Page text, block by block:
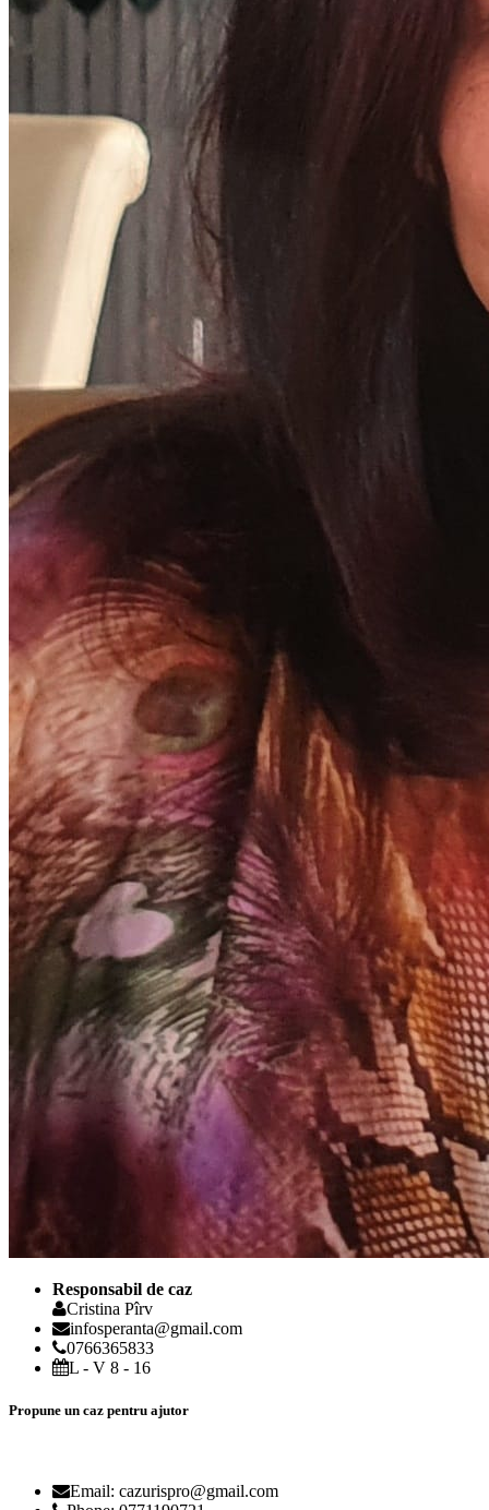
Responsabil de caz
Cristina Pîrv
infosperanta@gmail.com
0766365833
L - V 8 - 16
Propune un caz pentru ajutor
Email: cazurispro@gmail.com